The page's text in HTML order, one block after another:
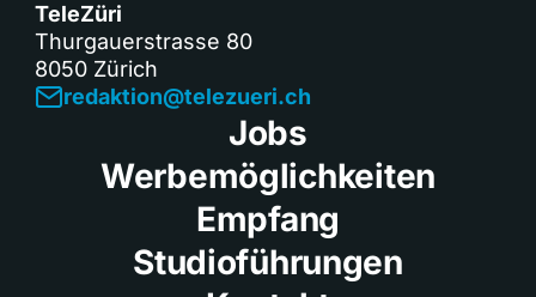
TeleZüri
Thurgauerstrasse 80
8050 Zürich
redaktion@telezueri.ch
Jobs
Werbemöglichkeiten
Empfang
Studioführungen